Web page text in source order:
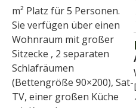
m² Platz für 5 Personen.
Sie verfügen über einen
Wohnraum mit großer
Sitzecke , 2 separaten
Schlafräumen
(Bettengröße 90×200), Sat-
TV, einer großen Küche